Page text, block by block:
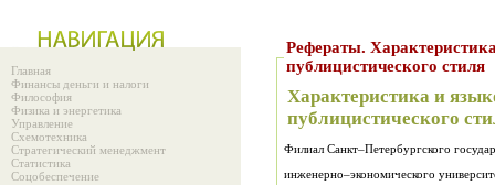
Главная
Финансы деньги и налоги
Философия
Физика и энергетика
Управление
Схемотехника
Стратегический менеджмент
Статистика
Соцобеспечение
Рефераты. Характеристика и языковые особенности
публицистического стиля
Характеристика и
публицистического
Филиал Санкт–Петербургского
инженерно–экономического